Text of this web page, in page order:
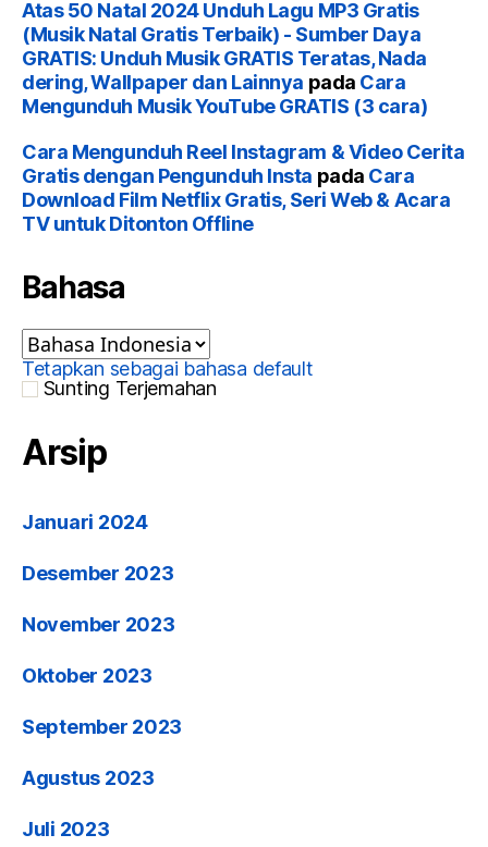
Atas 50 Natal 2024 Unduh Lagu MP3 Gratis
(Musik Natal Gratis Terbaik) - Sumber Daya
GRATIS: Unduh Musik GRATIS Teratas, Nada
dering, Wallpaper dan Lainnya pada Cara
Mengunduh Musik YouTube GRATIS (3 cara)
Cara Mengunduh Reel Instagram & Video Cerita
Gratis dengan Pengunduh Insta pada Cara
Download Film Netflix Gratis, Seri Web & Acara
TV untuk Ditonton Offline
Bahasa
Tetapkan sebagai bahasa default
Sunting Terjemahan
Arsip
Januari 2024
Desember 2023
November 2023
Oktober 2023
September 2023
Agustus 2023
Juli 2023